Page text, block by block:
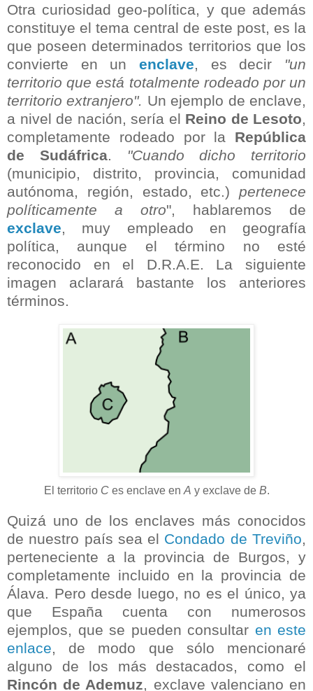
Otra curiosidad geo-política, y que además
constituye el tema central de este post, es la
que poseen determinados territorios que los
convierte en un enclave, es decir "un
territorio que está totalmente rodeado por un
territorio extranjero". Un ejemplo de enclave,
a nivel de nación, sería el Reino de Lesoto,
completamente rodeado por la República
de Sudáfrica.
"Cuando dicho territorio
(municipio, distrito, provincia, comunidad
autónoma, región, estado, etc.) pertenece
políticamente a otro", hablaremos de
exclave, muy empleado en geografía
política, aunque el término no esté
reconocido en el D.R.A.E. La siguiente
imagen aclarará bastante los anteriores
términos.
El territorio Ces enclave en A y exclave de B.
Quizá uno de los enclaves más conocidos
de nuestro país sea el Condado de Treviño,
perteneciente a la provincia de Burgos, y
completamente incluido en la provincia de
Álava. Pero desde luego, no es el único, ya
que España cuenta con numerosos
ejemplos, que se pueden consultar en este
enlace, de modo que sólo mencionaré
alguno de los más destacados, como el
Rincón de Ademuz, exclave valenciano en